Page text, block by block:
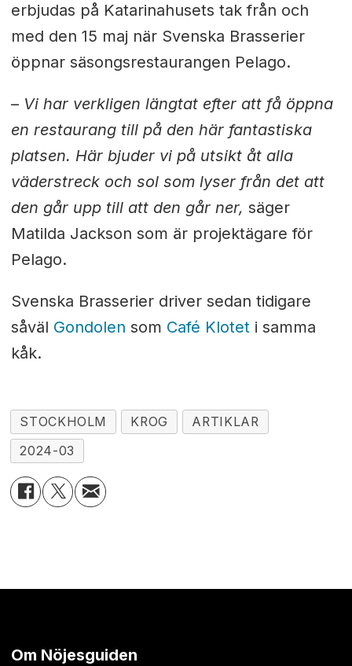
erbjudas på Katarinahusets tak från och
med den 15 maj när Svenska Brasserier
öppnar säsongsrestaurangen Pelago.
– Vi har verkligen längtat efter att få öppna
en restaurang till på den här fantastiska
platsen. Här bjuder vi på utsikt åt alla
väderstreck och sol som lyser från det att
den går upp till att den går ner, säger
Matilda Jackson som är projektägare för
Pelago.
Svenska Brasserier driver sedan tidigare
såväl Gondolen som Café Kloteti samma
kåk.
STOCKHOLM KROG
ARTIKLAR
2024-03
Om Nöjesguiden